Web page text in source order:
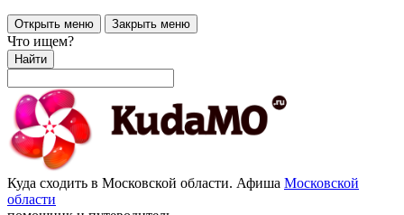
Открыть меню Закрыть меню
Что ищем?
Найти
Куда сходить в Московской области. Афиша Московской
области